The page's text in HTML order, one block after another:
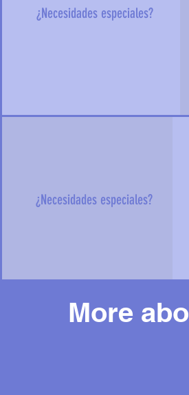
¿Necesidades especiales?
¿Necesidades especiales?
More